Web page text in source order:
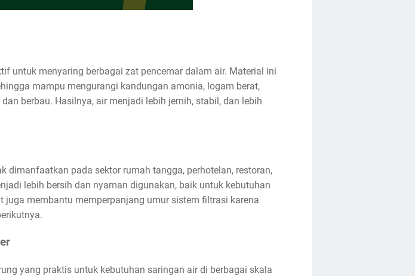
untuk menyaring berbagai zat pencemar dalam air. Material ini
mampu mengurangi kandungan amonia, logam berat,
berbau. Hasilnya, air menjadi lebih jernih, stabil, dan lebih
dimanfaatkan pada sektor rumah tangga, perhotelan, restoran,
lebih bersih dan nyaman digunakan, baik untuk kebutuhan
membantu memperpanjang umur sistem filtrasi karena
yang praktis untuk kebutuhan saringan air di berbagai skala